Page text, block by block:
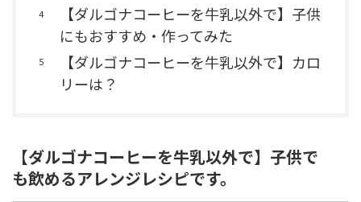
【ダルゴナコーヒーを牛乳以外で】子供
にもおすすめ・作ってみた
【ダルゴナコーヒーを牛乳以外で】カロ
リーは？
【ダルゴナコーヒーを牛乳以外で】子供で
も飲めるアレンジレシピです。